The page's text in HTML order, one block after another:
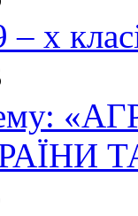
– х